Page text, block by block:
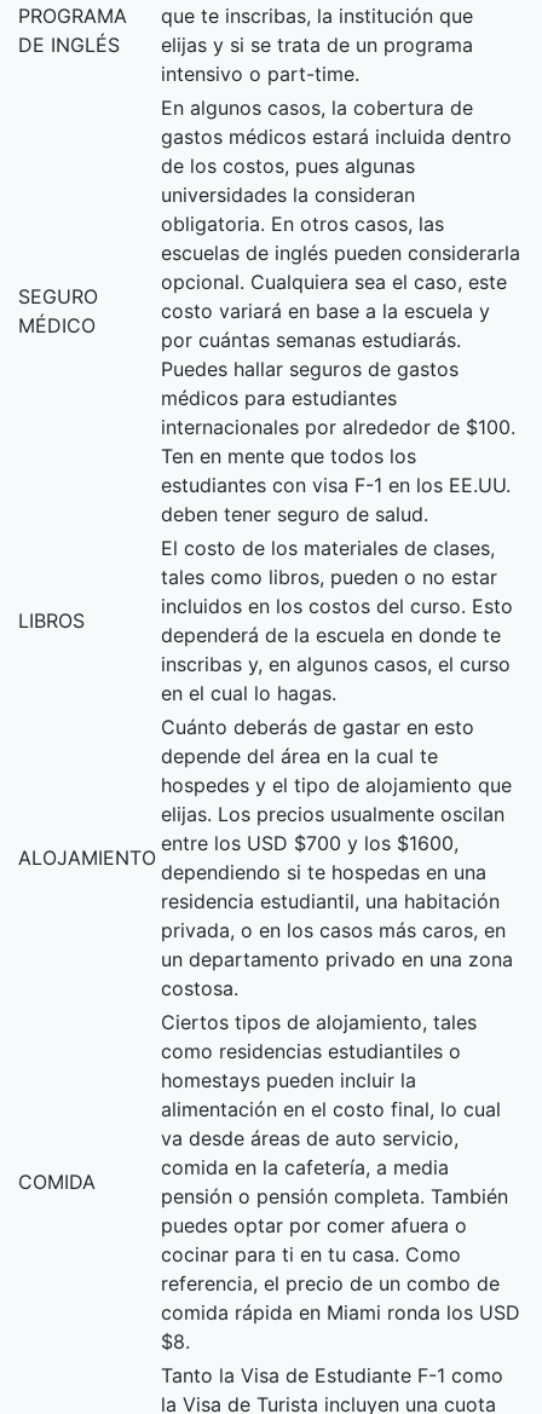
PROGRAMA
DE INGLÉS
que te inscribas, la institución que
elijas y si se trata de un programa
intensivo o part-time.
SEGURO
MÉDICO
En algunos casos, la cobertura de
gastos médicos estará incluida dentro
de los costos, pues algunas
universidades la consideran
obligatoria. En otros casos, las
escuelas de inglés pueden considerarla
opcional. Cualquiera sea el caso, este
costo variará en base a la escuela y
por cuántas semanas estudiarás.
Puedes hallar seguros de gastos
médicos para estudiantes
internacionales por alrededor de $100.
Ten en mente que todos los
estudiantes con visa F-1 en los EE.UU.
deben tener seguro de salud.
LIBROS
El costo de los materiales de clases,
tales como libros, pueden o no estar
incluidos en los costos del curso. Esto
dependerá de la escuela en donde te
inscribas y, en algunos casos, el curso
en el cual lo hagas.
ALOJAMIENTO
Cuánto deberás de gastar en esto
depende del área en la cual te
hospedes y el tipo de alojamiento que
elijas. Los precios usualmente oscilan
entre los USD $700 y los $1600,
dependiendo si te hospedas en una
residencia estudiantil, una habitación
privada, o en los casos más caros, en
un departamento privado en una zona
costosa.
COMIDA
Ciertos tipos de alojamiento, tales
como residencias estudiantiles o
homestays pueden incluir la
alimentación en el costo final, lo cual
va desde áreas de auto servicio,
comida en la cafetería, a media
pensión o pensión completa. También
puedes optar por comer afuera o
cocinar para ti en tu casa. Como
referencia, el precio de un combo de
comida rápida en Miami ronda los USD
$8.
Tanto la Visa de Estudiante F-1 como
la Visa de Turista incluyen una cuota